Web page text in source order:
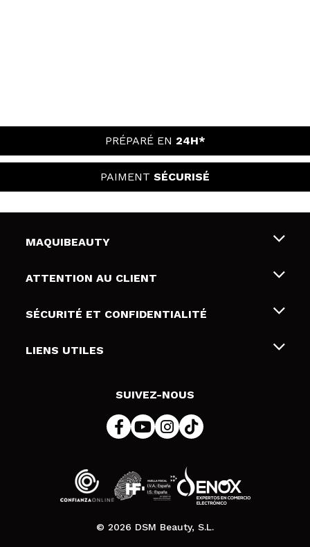
PRÉPARÉ EN 24H*
PAIMENT SÉCURISÉ
MAQUIBEAUTY
Qui sommes nous
Cartes-cadeaux
ATTENTION AU CLIENT
Livraison & retour
Modes de paiement
SÉCURITÉ ET CONFIDENTIALITÉ
Conditions et confidentialité
LIENS UTILES
SUIVEZ-NOUS
© 2026 DSM Beauty, S.L.